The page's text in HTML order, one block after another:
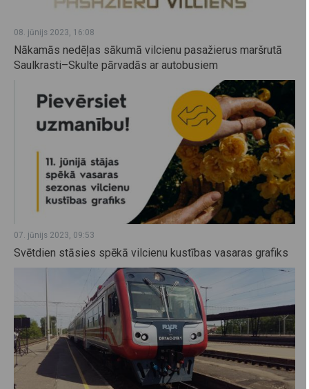
08. jūnijs 2023, 16:08
Nākamās nedēļas sākumā vilcienu pasažierus maršrutā
Saulkrasti–Skulte pārvadās ar autobusiem
07. jūnijs 2023, 09:53
Svētdien stāsies spēkā vilcienu kustības vasaras grafiks